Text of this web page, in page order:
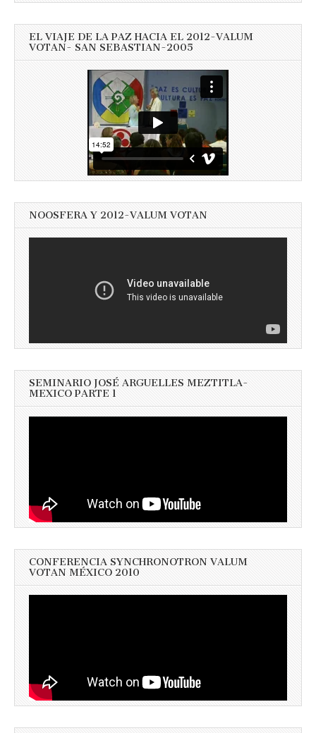
EL VIAJE DE LA PAZ HACIA EL 2012-VALUM
VOTAN- SAN SEBASTIAN-2005
NOOSFERA Y 2012-VALUM VOTAN
SEMINARIO JOSÉ ARGUELLES MEZTITLA-
MEXICO PARTE 1
CONFERENCIA SYNCHRONOTRON VALUM
VOTAN MÉXICO 2010